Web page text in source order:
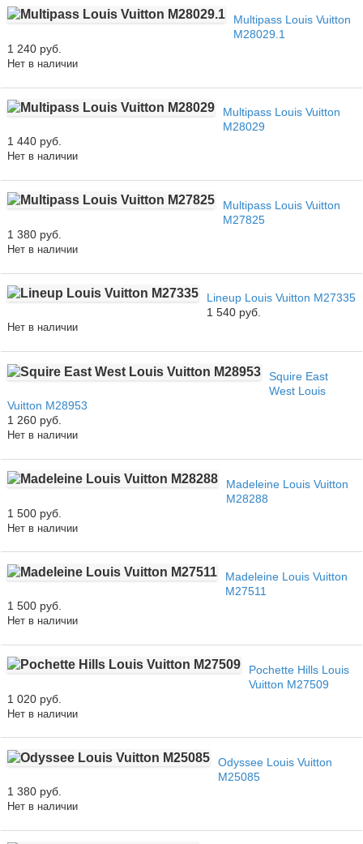
Multipass Louis Vuitton
M28029.1
1 240 руб.
Нет в наличии
Multipass Louis Vuitton
M28029
1 440 руб.
Нет в наличии
Multipass Louis Vuitton
M27825
1 380 руб.
Нет в наличии
Lineup Louis Vuitton M27335
1 540 руб.
Нет в наличии
Squire East
West Louis
Vuitton M28953
1 260 руб.
Нет в наличии
Madeleine Louis Vuitton
M28288
1 500 руб.
Нет в наличии
Madeleine Louis Vuitton
M27511
1 500 руб.
Нет в наличии
Pochette Hills Louis
Vuitton M27509
1 020 руб.
Нет в наличии
Odyssee Louis Vuitton
M25085
1 380 руб.
Нет в наличии